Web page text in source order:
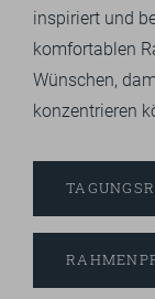
inspiriert und
komfortablen
Wünschen,
konzentrieren